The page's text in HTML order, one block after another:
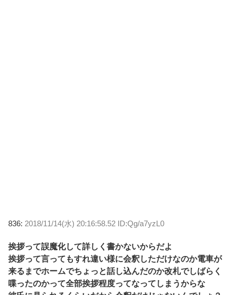
836: 2018/11/14(水) 20:16:58.52 ID:Qg/a7yzL0
挨拶って誤魔化して詳しく書かないからだよ
挨拶って言ってもすれ違い様に会釈しただけなのか電車が
来るまでホームでちょっと話し込んだのか改札でしばらく
喋ったのかって全部挨拶程度ってなってしまうからな